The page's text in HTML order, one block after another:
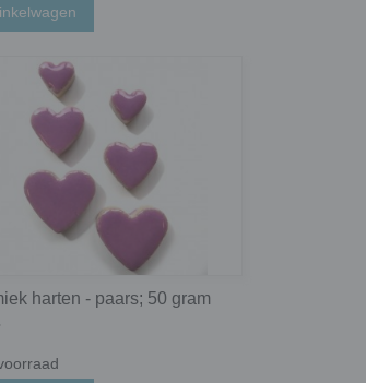
harten - paars; 50 gram